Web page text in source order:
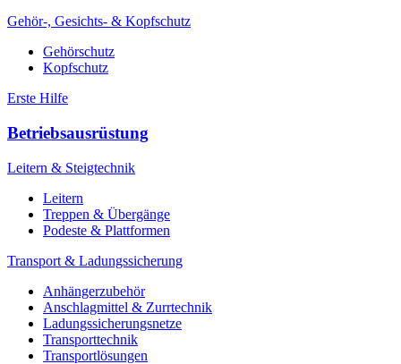
Gehör-, Gesichts- & Kopfschutz
Gehörschutz
Kopfschutz
Erste Hilfe
Betriebsausrüstung
Leitern & Steigtechnik
Leitern
Treppen & Übergänge
Podeste & Plattformen
Transport & Ladungssicherung
Anhängerzubehör
Anschlagmittel & Zurrtechnik
Ladungssicherungsnetze
Transporttechnik
Transportlösungen